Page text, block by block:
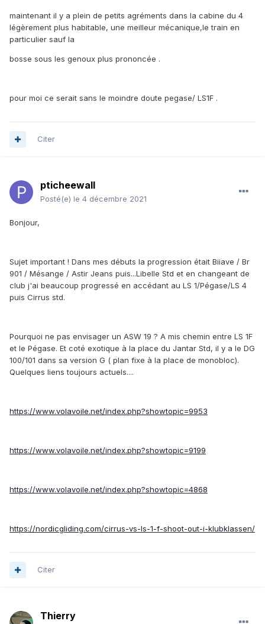
maintenant il y a plein de petits agréments dans la cabine du 4
légèrement plus habitable, une meilleur mécanique,le train en
particulier sauf la
bosse sous les genoux plus prononcée .
pour moi ce serait sans le moindre doute pegase/ LS1F .
Citer
pticheewall
Posté(e) le 4 décembre 2021
Bonjour,
Sujet important ! Dans mes débuts la progression était Biiave / Br
901 / Mésange / Astir Jeans puis...Libelle Std et en changeant de
club j'ai beaucoup progressé en accédant au LS 1/Pégase/LS 4
puis Cirrus std.
Pourquoi ne pas envisager un ASW 19 ? A mis chemin entre LS 1F
et le Pégase. Et coté exotique à la place du Jantar Std, il y a le DG
100/101 dans sa version G ( plan fixe à la place de monobloc).
Quelques liens toujours actuels....
https://www.volavoile.net/index.php?showtopic=9953
https://www.volavoile.net/index.php?showtopic=9199
https://www.volavoile.net/index.php?showtopic=4868
https://nordicgliding.com/cirrus-vs-ls-1-f-shoot-out-i-klubklassen/
Citer
Thierry